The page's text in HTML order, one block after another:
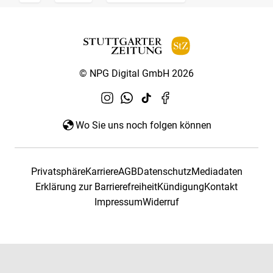
© NPG Digital GmbH 2026
Wo Sie uns noch folgen können
PrivatsphäreKarriereAGBDatenschutzMediadaten
Erklärung zur BarrierefreiheitKündigungKontakt
ImpressumWiderruf